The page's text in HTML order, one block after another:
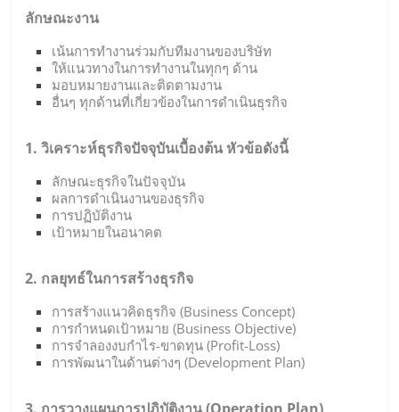
ลักษณะงาน
เน้นการทำงานร่วมกับทีมงานของบริษัท
ให้แนวทางในการทำงานในทุกๆ ด้าน
มอบหมายงานและติดตามงาน
อื่นๆ ทุกด้านที่เกี่ยวข้องในการดำเนินธุรกิจ
1. วิเคราะห์ธุรกิจปัจจุบันเบื้องต้น หัวข้อดังนี้
ลักษณะธุรกิจในปัจจุบัน
ผลการดำเนินงานของธุรกิจ
การปฏิบัติงาน
เป้าหมายในอนาคต
2. กลยุทธ์ในการสร้างธุรกิจ
การสร้างแนวคิดธุรกิจ (Business Concept)
การกำหนดเป้าหมาย (Business Objective)
การจำลองงบกำไร-ขาดทุน (Profit-Loss)
การพัฒนาในด้านต่างๆ (Development Plan)